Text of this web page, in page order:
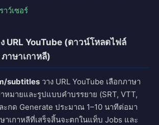
ว์เซอร์
URL YouTube (ดาวน์โหลดไฟล์
าษาเกาหลี)
subtitles วาง URL YouTube เลือกภาษา
หมายและรูปแบบคำบรรยาย (SRT, VTT,
ะกด Generate ประมาณ 1–10 นาทีต่อมา
าเกาหลีที่เสร็จสิ้นจะตกในแท็บ Jobs และ